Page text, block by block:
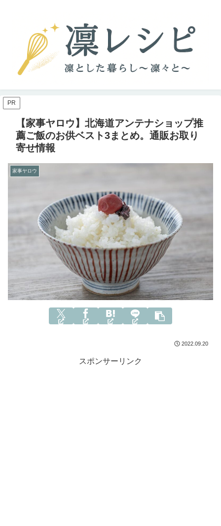
PR
【家事ヤロウ】北海道アンテナショップ推
薦ご飯のお供ベスト3まとめ。通販お取り
寄せ情報
家事ヤロウ
2022.09.20
スポンサーリンク